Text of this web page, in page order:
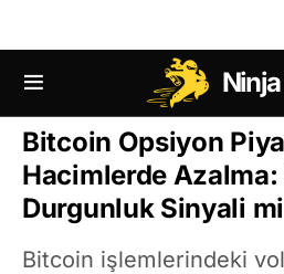
KRIPTO HABERLERI BITCOIN (BTC)
Bitcoin Opsiyon
Hacimlerde Azalma:
Durgunluk Sinyali
Bitcoin işlemlerindeki